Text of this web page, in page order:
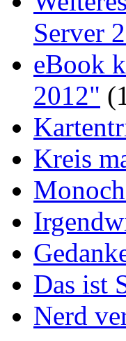
Server
eBook
2012"
Kreis
Das ist
Nerd